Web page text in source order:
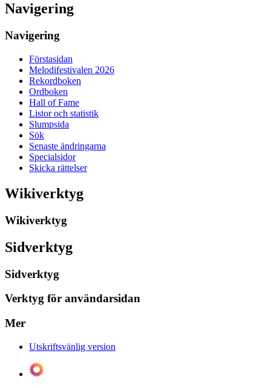
Navigering
Navigering
Förstasidan
Melodifestivalen 2026
Rekordboken
Ordboken
Hall of Fame
Listor och statistik
Slumpsida
Sök
Senaste ändringarna
Specialsidor
Skicka rättelser
Wikiverktyg
Wikiverktyg
Sidverktyg
Sidverktyg
Verktyg för användarsidan
Mer
Utskriftsvänlig version